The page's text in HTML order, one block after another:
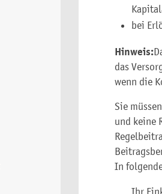
bei
Hinweis:
das
wenn die
Sie
und keine
In
Ihr